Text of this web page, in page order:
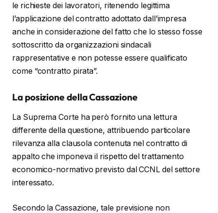
le richieste dei lavoratori, ritenendo legittima
l’applicazione del contratto adottato dall’impresa
anche in considerazione del fatto che lo stesso fosse
sottoscritto da organizzazioni sindacali
rappresentative e non potesse essere qualificato
come “contratto pirata”.
La posizione della Cassazione
La Suprema Corte ha però fornito una lettura
differente della questione, attribuendo particolare
rilevanza alla clausola contenuta nel contratto di
appalto che imponeva il rispetto del trattamento
economico-normativo previsto dal CCNL del settore
interessato.
Secondo la Cassazione, tale previsione non